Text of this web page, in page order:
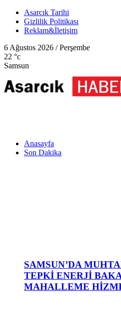
Asarcık Tarihi
Gizlilik Politikası
Reklam&İletişim
6 Ağustos 2026 / Perşembe
22 °c
Samsun
Anasayfa
Son Dakika
SAMSUN’DA
TEPKİ ENERJİ
MAHALLEME